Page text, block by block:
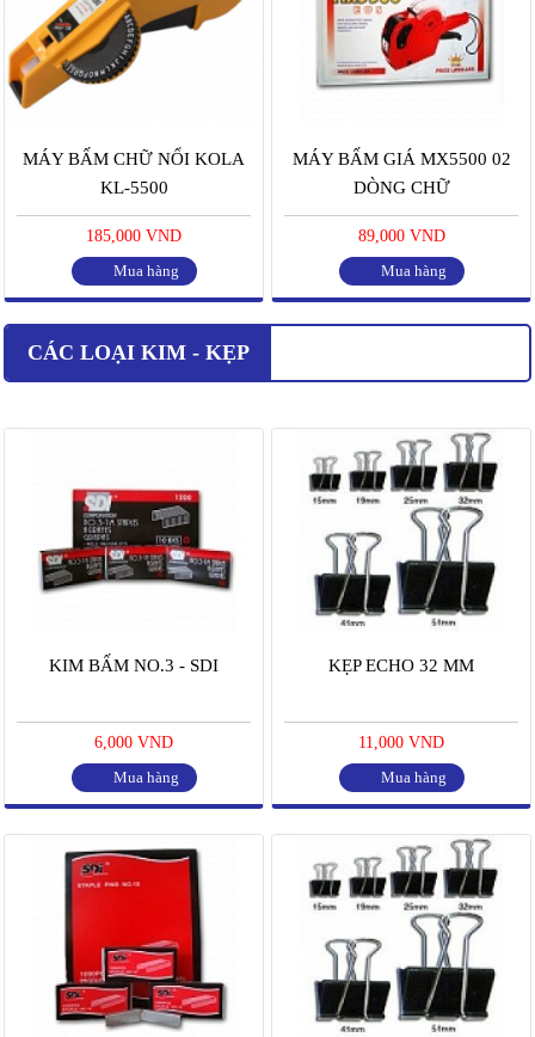
MÁY BẤM CHỮ NỔI KOLA
KL-5500
185,000 VND
Mua hàng
MÁY BẤM GIÁ MX5500 02
DÒNG CHỮ
89,000 VND
Mua hàng
CÁC LOẠI KIM - KẸP
KIM BẤM NO.3 - SDI
6,000 VND
Mua hàng
KẸP ECHO 32 MM
11,000 VND
Mua hàng